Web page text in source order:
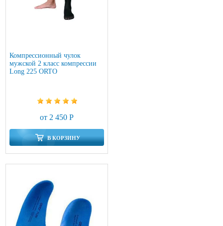
Компрессионный чулок
мужской 2 класс компрессии
Long 225 ORTO
от 2 450 Р
В КОРЗИНУ